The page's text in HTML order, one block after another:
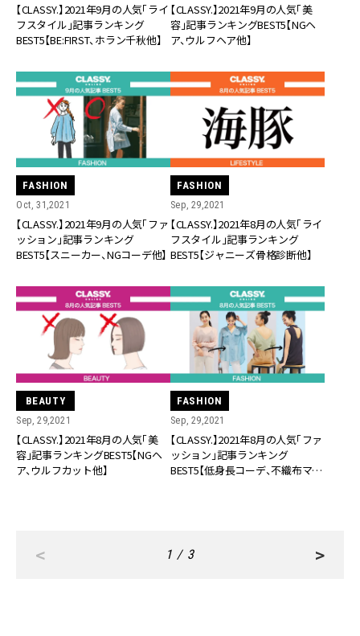
【CLASSY.】2021年9月の人気「ライ
フスタイル」記事ランキング
BEST5【BE:FIRST、ホラン千秋他】
【CLASSY.】2021年9月の人気「美
容」記事ランキングBEST5【NGヘ
ア、ウルフヘア他】
FASHION
Oct, 31,2021
【CLASSY.】2021年9月の人気「ファ
ッション」記事ランキング
BEST5【スニーカー、NGコーデ他】
FASHION
Sep, 29,2021
【CLASSY.】2021年8月の人気「ライ
フスタイル」記事ランキング
BEST5【ジャニーズ骨格診断他】
BEAUTY
Sep, 29,2021
【CLASSY.】2021年8月の人気「美
容」記事ランキングBEST5【NGヘ
ア、ウルフカット他】
FASHION
Sep, 29,2021
【CLASSY.】2021年8月の人気「ファ
ッション」記事ランキング
BEST5【低身長コーデ、不織布マス
< 1 / 3 >